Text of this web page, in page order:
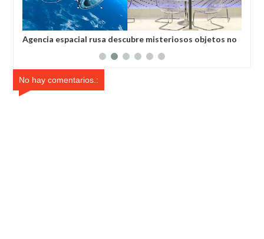
Agencia espacial rusa descubre misteriosos objetos no
No hay comentarios.: